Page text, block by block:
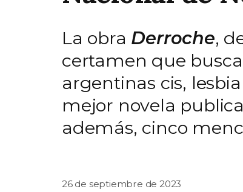
La obra Derroche,
certamen que
argentinas cis,
mejor novela
además, cinco
26 de septiembre de 2023